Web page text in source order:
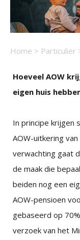
Home > Particulier
Hoeveel AOW
eigen huis
In principe krijgen
AOW-uitkering
verwachting gaat
de maak die
beiden nog een
AOW-pensioen
gebaseerd op
verzoek van het